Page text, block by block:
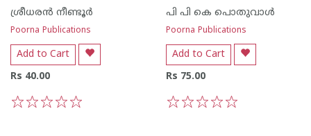
ശ്രീധര‌ന്‍ നീണ്ടൂര്‍
Poorna Publications
Add to Cart
Rs 40.00
പി പി കെ പൊതുവാള്‍
Poorna Publications
Add to Cart
Rs 75.00